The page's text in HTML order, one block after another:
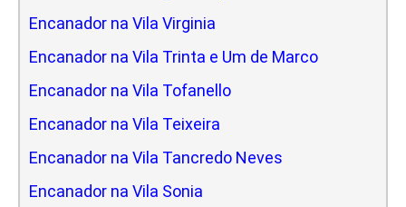
Encanador na Vila Virginia
Encanador na Vila Trinta e Um de Marco
Encanador na Vila Tofanello
Encanador na Vila Teixeira
Encanador na Vila Tancredo Neves
Encanador na Vila Sonia